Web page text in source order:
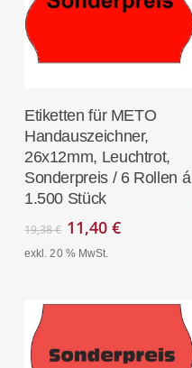
In Den
Warenkorb
Etiketten für METO
Handauszeichner,
26x12mm, Leuchtrot,
Sonderpreis / 6 Rollen á
1.500 Stück
19,38€ Ursprünglicher
Preis
11,40€Aktueller
exkl. 20 % MwSt.